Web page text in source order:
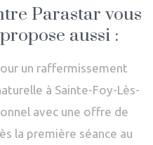
Parastar vous
aussi :
un raffermissement
à Sainte-Foy-Lès-
avec une offre de
la première séance au